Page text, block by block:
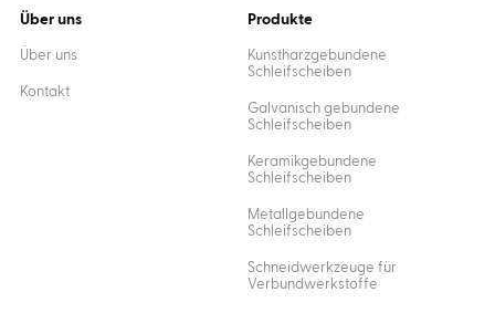
Über uns
Über uns
Kontakt
Produkte
Kunstharzgebundene
Schleifscheiben
Galvanisch gebundene
Schleifscheiben
Keramikgebundene
Schleifscheiben
Metallgebundene
Schleifscheiben
Schneidwerkzeuge für
Verbundwerkstoffe